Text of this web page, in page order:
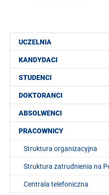
UCZELNIA
KANDYDACI
STUDENCI
DOKTORANCI
ABSOLWENCI
PRACOWNICY
Struktura organizacyjna
Struktura zatrudnienia na
Centrala telefoniczna